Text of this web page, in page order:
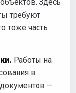
Здесь
требуют
тоже часть
Работы на
в
—